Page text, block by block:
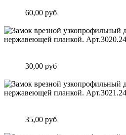
60,00 руб
30,00 руб
35,00 руб